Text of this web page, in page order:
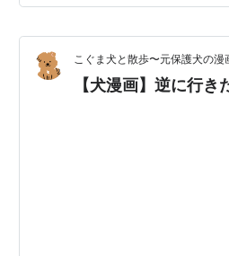
こぐま犬と散歩〜元保護犬の漫
【犬漫画】逆に行き